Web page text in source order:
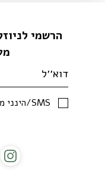
הרשמי
SMS/הינני מאשר/ת קבלת דיוור במייל